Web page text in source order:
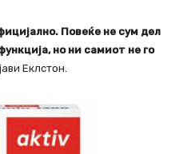
Повеќе не сум дел
но ни самиот не го
Еклстон.